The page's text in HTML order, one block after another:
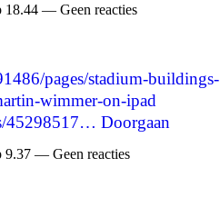
18.44 — Geen reacties
pages/stadium-buildings-
wimmer-on-ipad
45298517… Doorgaan
9.37 — Geen reacties